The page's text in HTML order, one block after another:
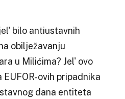
bilo antiustavnih
obilježavanju
u Milićima? Jel' ovo
ovih pripadnika
dana entiteta